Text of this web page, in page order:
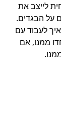
לייצב את
על הבגדים.
לעבוד עם
ממנו, אם